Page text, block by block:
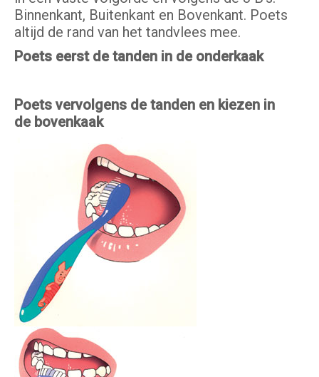
Binnenkant, Buitenkant en Bovenkant. Poets
altijd de rand van het tandvlees mee.
Poets eerst de tanden in de onderkaak
Poets vervolgens de tanden en kiezen in
de bovenkaak